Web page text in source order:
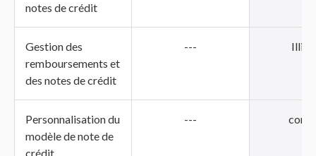
notes de crédit
Gestion des
remboursements et
des notes de crédit
---
Personnalisation du
modèle de note de
crédit
---